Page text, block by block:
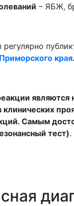
– ЯБЖ,
края
Самым
тест).